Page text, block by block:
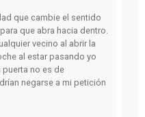
que cambie el sentido
que abra hacia dentro.
vecino al abrir la
al estar pasando yo
puerta no es de
negarse a mi petición